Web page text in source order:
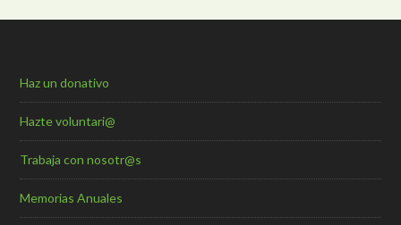
Haz un donativo
Hazte voluntari@
Trabaja con nosotr@s
Memorias Anuales